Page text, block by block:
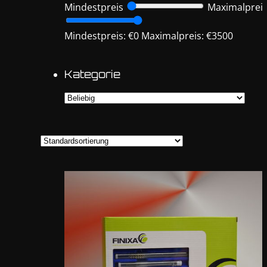
Mindestpreis
Maximalpreis
Mindestpreis: €0 Maximalpreis: €3500
Kategorie